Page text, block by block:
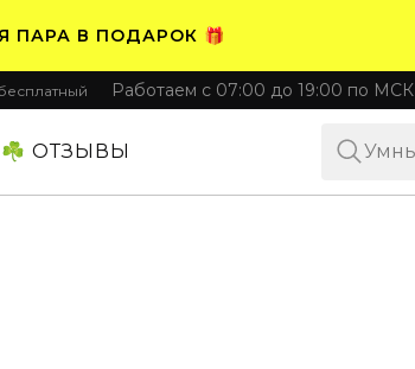
ПАРА В ПОДАРОК 🎁
ЧАСТЯМИ. НОСИТЕ СРАЗУ 🛒
Работаем с 07:00 до 19:00 по МСК
☘️ ОТЗЫВЫ